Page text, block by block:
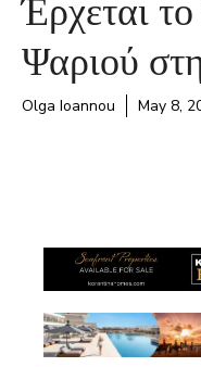
Ψαριού
Olga Ioannou May 8,